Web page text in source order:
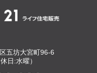
五坊大宮町96-6
日:水曜）